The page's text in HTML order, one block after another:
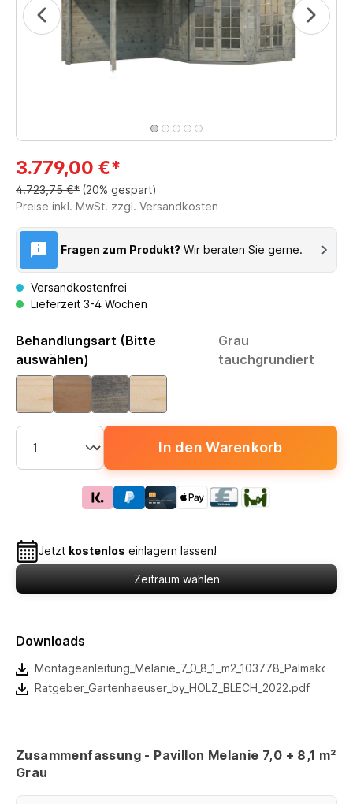
3.779,00 €*
4.723,75 €* (20% gespart)
Preise inkl. MwSt. zzgl. Versandkosten
Fragen zum Produkt? Wir beraten Sie gerne.
Versandkostenfrei
Lieferzeit 3-4 Wochen
Behandlungsart (Bitte
auswählen)
Grau
tauchgrundiert
In den Warenkorb
Jetzt kostenlos einlagern lassen!
Zeitraum wählen
Downloads
Ratgeber_Gartenhaeuser_by_HOLZ_BLECH_2022.pdf
Zusammenfassung - Pavillon Melanie 7,0 + 8,1 m²
Grau